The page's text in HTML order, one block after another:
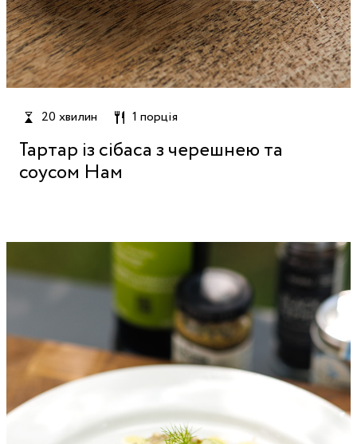
20 хвилин 1 порція
Тартар із сібаса з черешнею та
соусом Нам